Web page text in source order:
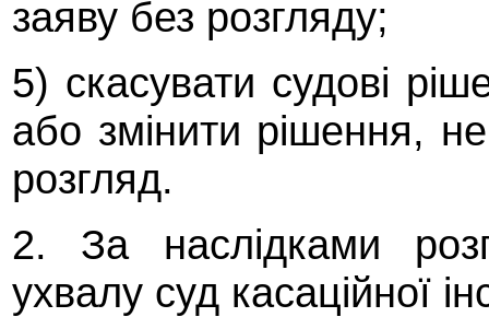
заяву без розгляду;
5) скасувати судові
або змінити рішення,
розгляд.
2. За наслідками
ухвалу суд касаційної